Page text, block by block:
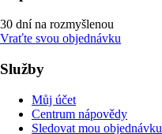
30 dní na rozmyšlenou
Vraťte svou objednávku
Služby
Můj účet
Centrum nápovědy
Sledovat mou objednávku